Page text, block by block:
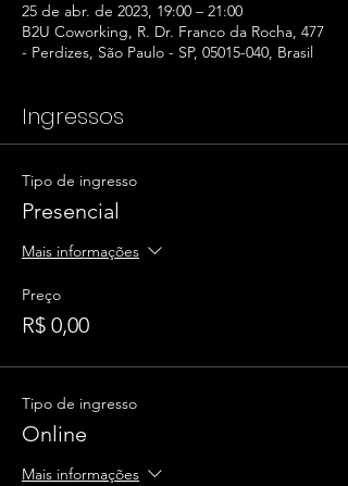
25 de abr. de 2023, 19:00 – 21:00
B2U Coworking, R. Dr. Franco da Rocha, 477
- Perdizes, São Paulo - SP, 05015-040, Brasil
Ingressos
Tipo de ingresso
Presencial
Mais informações
Preço
R$ 0,00
Tipo de ingresso
Online
Mais informações